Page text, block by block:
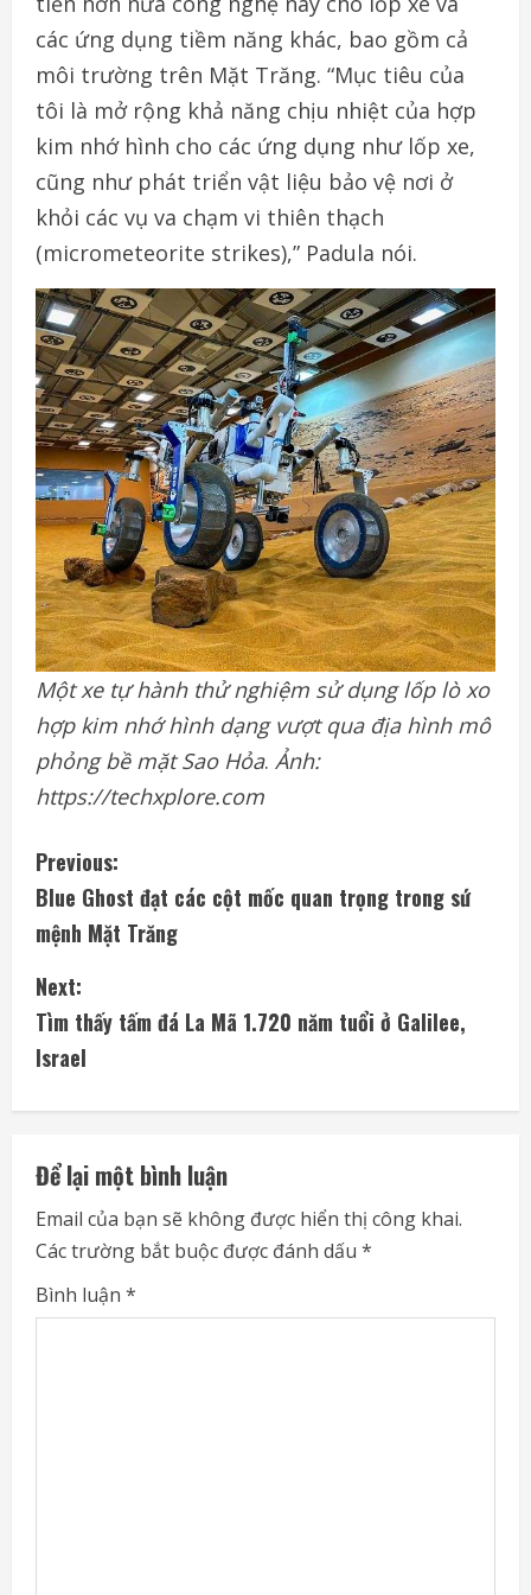
các ứng dụng tiềm năng khác, bao gồm cả
môi trường trên Mặt Trăng. “Mục tiêu của
tôi là mở rộng khả năng chịu nhiệt của hợp
kim nhớ hình cho các ứng dụng như lốp xe,
cũng như phát triển vật liệu bảo vệ nơi ở
khỏi các vụ va chạm vi thiên thạch
(micrometeorite strikes),” Padula nói.
Một xe tự hành thử nghiệm sử dụng lốp lò xo
hợp kim nhớ hình dạng vượt qua địa hình mô
phỏng bề mặt Sao Hỏa. Ảnh:
https://techxplore.com
C
o
n
t
i
n
u
e
R
e
Previous:
Blue Ghost đạt các cột mốc quan trọng trong sứ
mệnh Mặt Trăng
Next:
Tìm thấy tấm đá La Mã 1.720 năm tuổi ở Galilee,
Israel
Để lại một bình luận
Email của bạn sẽ không được hiển thị công khai.
Các trường bắt buộc được đánh dấu *
Bình luận *